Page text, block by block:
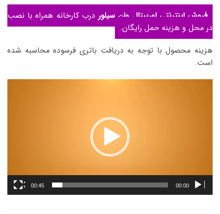
فروش اینترنتی اوربیتال وان سیلور درب کارخانه همراه با نصب
در محل و هزینه حمل رایگان.
هزینه محصول با توجه به دریافت باتری فرسوده محاسبه شده
است.
00:00
00:45